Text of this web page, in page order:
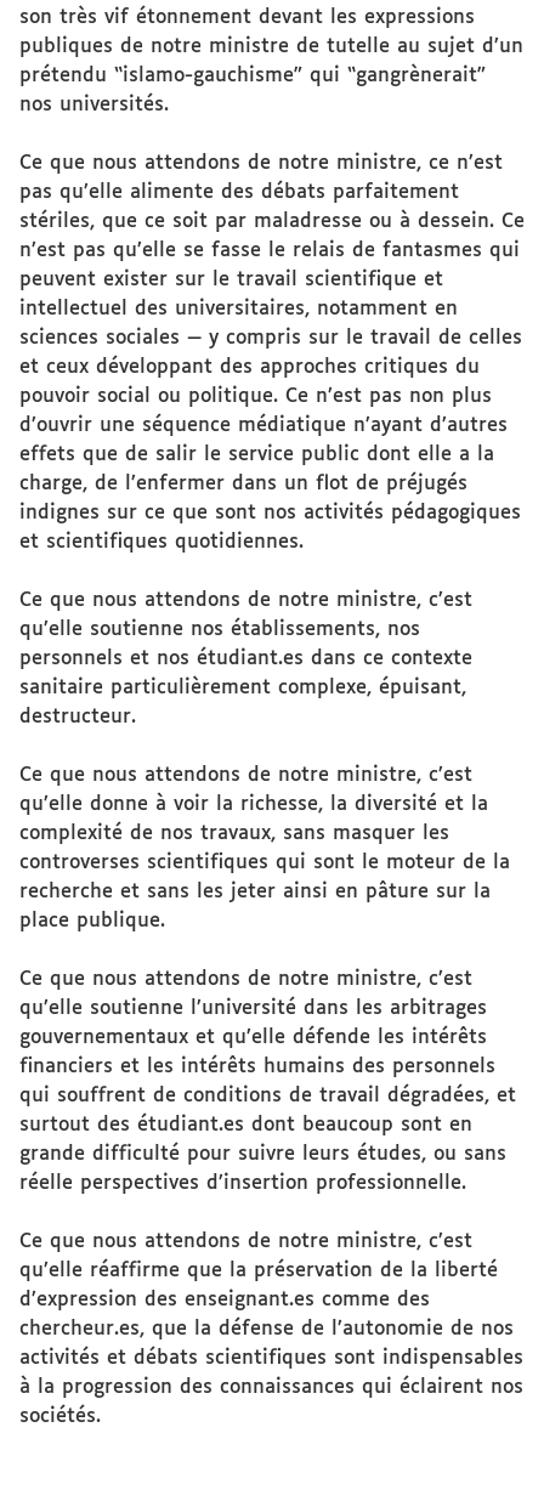
son très vif étonnement devant les expressions
publiques de notre ministre de tutelle au sujet d’un
prétendu “islamo-gauchisme” qui “gangrènerait”
nos universités.
Ce que nous attendons de notre ministre, ce n’est
pas qu’elle alimente des débats parfaitement
stériles, que ce soit par maladresse ou à dessein. Ce
n’est pas qu’elle se fasse le relais de fantasmes qui
peuvent exister sur le travail scientifique et
intellectuel des universitaires, notamment en
sciences sociales — y compris sur le travail de celles
et ceux développant des approches critiques du
pouvoir social ou politique. Ce n’est pas non plus
d’ouvrir une séquence médiatique n’ayant d’autres
effets que de salir le service public dont elle a la
charge, de l’enfermer dans un flot de préjugés
indignes sur ce que sont nos activités pédagogiques
et scientifiques quotidiennes.
Ce que nous attendons de notre ministre, c’est
qu’elle soutienne nos établissements, nos
personnels et nos étudiant.es dans ce contexte
sanitaire particulièrement complexe, épuisant,
destructeur.
Ce que nous attendons de notre ministre, c’est
qu’elle donne à voir la richesse, la diversité et la
complexité de nos travaux, sans masquer les
controverses scientifiques qui sont le moteur de la
recherche et sans les jeter ainsi en pâture sur la
place publique.
Ce que nous attendons de notre ministre, c’est
qu’elle soutienne l’université dans les arbitrages
gouvernementaux et qu’elle défende les intérêts
financiers et les intérêts humains des personnels
qui souffrent de conditions de travail dégradées, et
surtout des étudiant.es dont beaucoup sont en
grande difficulté pour suivre leurs études, ou sans
réelle perspectives d’insertion professionnelle.
Ce que nous attendons de notre ministre, c’est
qu’elle réaffirme que la préservation de la liberté
d’expression des enseignant.es comme des
chercheur.es, que la défense de l’autonomie de nos
activités et débats scientifiques sont indispensables
à la progression des connaissances qui éclairent nos
sociétés.